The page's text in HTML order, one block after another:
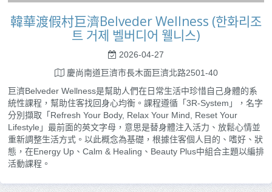
韓華渡假村巨濟Belveder Wellness (한화리조
트 거제 벨버디어 웰니스)
2026-04-27
慶尚南道巨濟市長木面巨濟北路2501-40
巨濟Belveder Wellness是幫助人們在日常生活中珍惜自己身體的系
統性課程，幫助住客找回身心均衡。課程遵循「3R-System」，名字
分別擷取「Refresh Your Body, Relax Your Mind, Reset Your
Lifestyle」最前面的英文字母，意思是替身體注入活力、放鬆心情並
重新調整生活方式。以此概念為基礎，根據住客個人目的、嗜好、狀
態，在Energy Up、Calm & Healing、Beauty Plus中組合主題以編排
活動課程。